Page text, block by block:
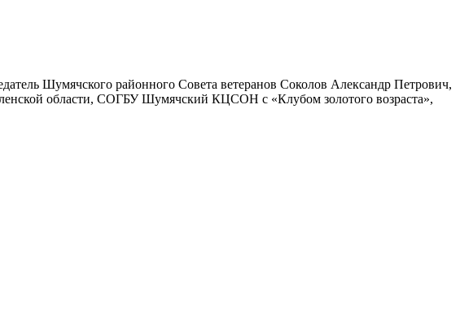
Шумячского районного Совета ветеранов Соколов Александр Петрович,
области, СОГБУ Шумячский КЦСОН с «Клубом золотого возраста»,